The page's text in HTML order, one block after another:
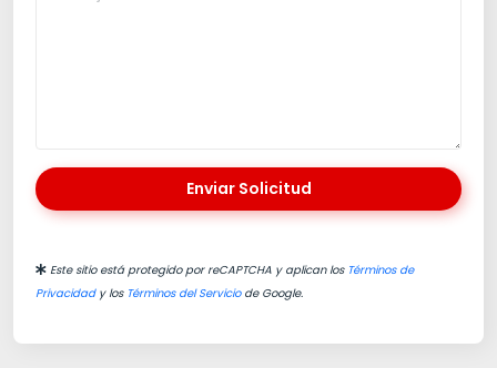
Enviar Solicitud
Este sitio está protegido por reCAPTCHA y aplican los Términos de
Privacidady los Términos del Serviciode Google.